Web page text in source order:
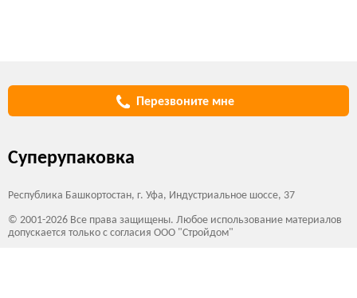
Суперупаковка
Республика Башкортостан, г. Уфа, Индустриальное шоссе, 37
© 2001-2026 Все права защищены. Любое использование материалов
допускается только с согласия ООО "Стройдом"
Перезвоните мне